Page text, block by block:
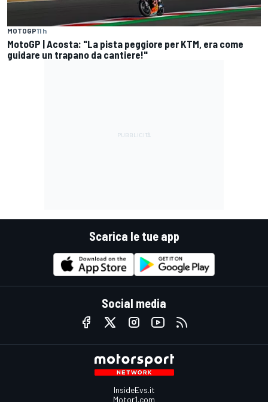
MOTOGP11 h
MotoGP | Acosta: "La pista peggiore per KTM, era come
guidare un trapano da cantiere!"
Scarica le tue app
Social media
InsideEvs.it
Motor1.com